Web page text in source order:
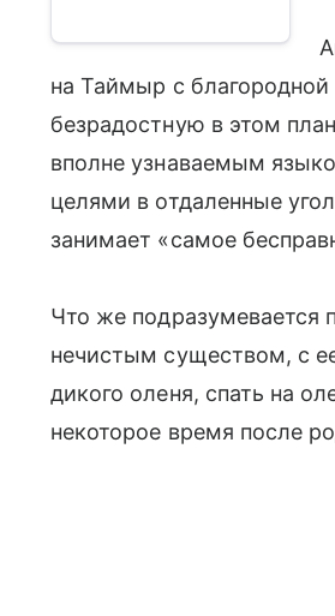
на Таймыр с
безрадостную в этом
вполне узнаваемым
целями в отдаленные
занимает «самое
Что же подразумевается
нечистым существом, с
дикого оленя, спать на
некоторое время после